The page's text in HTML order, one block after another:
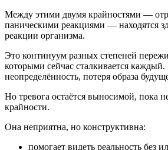
Между этими двумя крайностями —
паническими реакциями — находятся
реакции организма.
Это континуум разных степеней
которыми сейчас сталкивается каждый.
неопределённость, потеря образа
Но тревога остаётся выносимой, пока
крайности.
Она неприятна, но конструктивна:
помогает видеть реальность без